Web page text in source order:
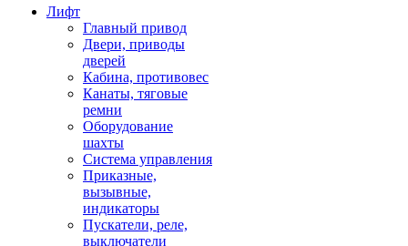
Лифт
Главный привод
Двери, приводы
дверей
Кабина, противовес
Канаты, тяговые
ремни
Оборудование
шахты
Система управления
Приказные,
вызывные,
индикаторы
Пускатели, реле,
выключатели